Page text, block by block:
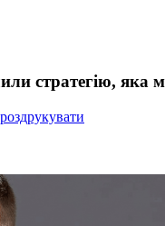
стратегію, яка
роздрукувати